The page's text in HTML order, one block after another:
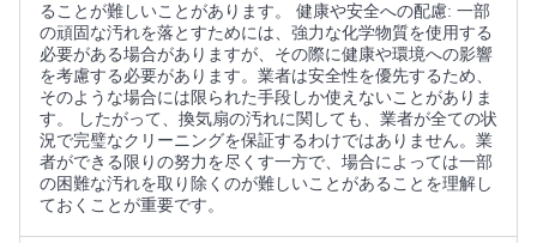
ることが難しいことがあります。 健康や安全への配慮: 一部
の頑固な汚れを落とすためには、強力な化学物質を使用する
必要がある場合がありますが、その際に健康や環境への影響
を考慮する必要があります。業者は安全性を優先するため、
そのような場合には限られた手段しか使えないことがありま
す。 したがって、換気扇の汚れに関しても、業者が全ての状
況で完璧なクリーニングを保証するわけではありません。業
者ができる限りの努力を尽くす一方で、場合によっては一部
の困難な汚れを取り除くのが難しいことがあることを理解し
ておくことが重要です。